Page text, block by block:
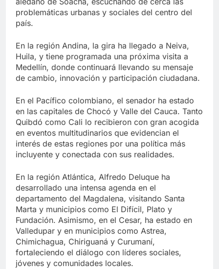
problemáticas urbanas y sociales del centro del
país.
En la región Andina, la gira ha llegado a Neiva,
Huila, y tiene programada una próxima visita a
Medellín, donde continuará llevando su mensaje
de cambio, innovación y participación ciudadana.
En el Pacífico colombiano, el senador ha estado
en las capitales de Chocó y Valle del Cauca. Tanto
Quibdó como Cali lo recibieron con gran acogida
en eventos multitudinarios que evidencian el
interés de estas regiones por una política más
incluyente y conectada con sus realidades.
En la región Atlántica, Alfredo Deluque ha
desarrollado una intensa agenda en el
departamento del Magdalena, visitando Santa
Marta y municipios como El Difícil, Plato y
Fundación. Asimismo, en el Cesar, ha estado en
Valledupar y en municipios como Astrea,
Chimichagua, Chiriguaná y Curumaní,
fortaleciendo el diálogo con líderes sociales,
jóvenes y comunidades locales.